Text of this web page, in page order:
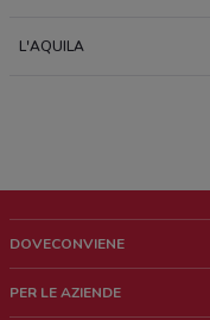
L'AQUILA
DOVECONVIENE
PER LE AZIENDE